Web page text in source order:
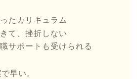
たカリキュラム
て、挫折しない
サポートも受けられる
早い。